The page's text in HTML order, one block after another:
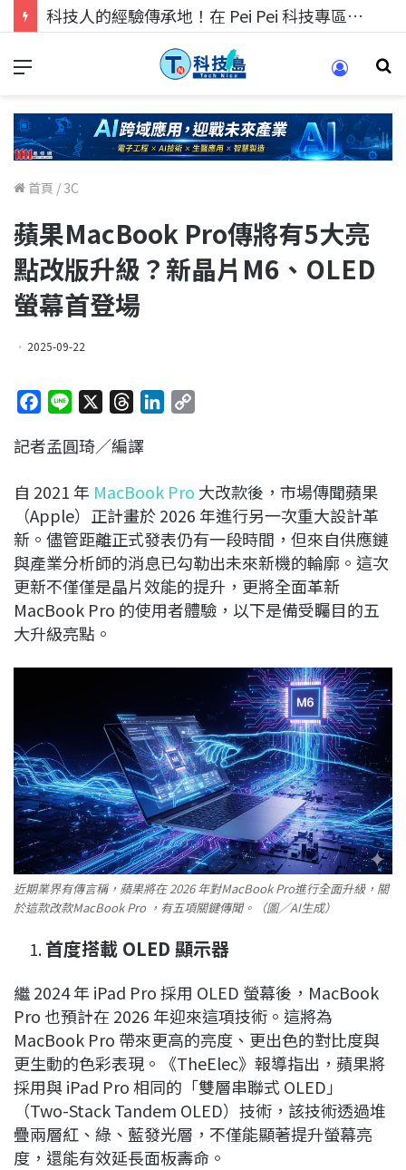
科技人找工作，就到TECH+ 科技專區!
首頁 / 3C
蘋果MacBook Pro傳將有5大亮
點改版升級？新晶片M6、OLED
螢幕首登場
2025-09-22
c
b
o
o
k
n
r
a
d
s
e
d
I
n
L
n
k
記者孟圓琦／編譯
自 2021 年 MacBook Pro 大改款後，市場傳聞蘋果
（Apple）正計畫於 2026 年進行另一次重大設計革
新。儘管距離正式發表仍有一段時間，但來自供應鏈
與產業分析師的消息已勾勒出未來新機的輪廓。這次
更新不僅僅是晶片效能的提升，更將全面革新
MacBook Pro 的使用者體驗，以下是備受矚目的五
大升級亮點。
近期業界有傳言稱，蘋果將在 2026 年對MacBook Pro進行全面升級，關
於這款改款MacBook Pro ，有五項關鍵傳聞。（圖／AI生成）
首度搭載 OLED 顯示器
繼 2024 年 iPad Pro 採用 OLED 螢幕後，MacBook
Pro 也預計在 2026 年迎來這項技術。這將為
MacBook Pro 帶來更高的亮度、更出色的對比度與
更生動的色彩表現。《TheElec》報導指出，蘋果將
採用與 iPad Pro 相同的「雙層串聯式 OLED」
（Two-Stack Tandem OLED）技術，該技術透過堆
疊兩層紅、綠、藍發光層，不僅能顯著提升螢幕亮
度，還能有效延長面板壽命。